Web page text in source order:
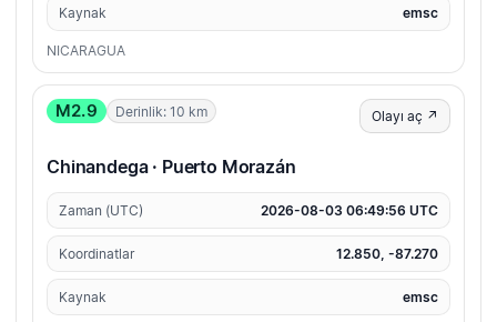
Kaynak emsc
NICARAGUA
M2.9 Derinlik: 10 km Olayı aç ↗
Chinandega · Puerto Morazán
Zaman (UTC) 2026-08-03 06:49:56 UTC
Koordinatlar 12.850, -87.270
Kaynak emsc